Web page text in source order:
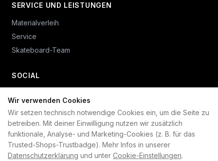
Wir verwenden Cookies
Wir setzen technisch notwendige Cookies ein, um die Seite zu
betreiben. Mit deiner Einwilligung nutzen wir zusätzlich
funktionale, Analyse- und Marketing-Cookies (z. B. für das
Trusted-Shops-Trustbadge). Mehr Infos in unserer
Datenschutzerklärung und unter Cookie-Einstellungen.
SERVICE UND LEISTUNGEN
Materialverleih
Service
Skateboard-Team
SOCIAL
+49 234 687 00 38
shop@plan-b-funsport.de
Sichere Zahlung mit: